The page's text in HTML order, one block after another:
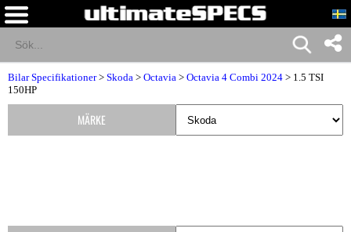
Bilar Specifikationer> Skoda > Octavia > Octavia 4 Combi 2024 > 1.5 TSI
150HP
MÄRKE